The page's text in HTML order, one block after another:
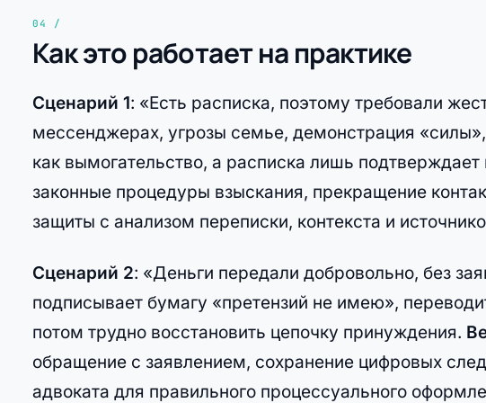
Как это работает на практике
Сценарий 1: «Есть расписка, поэтому требовали
мессенджерах, угрозы семье, демонстрация
как вымогательство, а расписка лишь подтверждает
законные процедуры взыскания, прекращение
защиты с анализом переписки, контекста и
Сценарий 2: «Деньги передали добровольно, без
подписывает бумагу «претензий не имею»,
потом трудно восстановить цепочку принуждения.
обращение с заявлением, сохранение цифровых
адвоката для правильного процессуального